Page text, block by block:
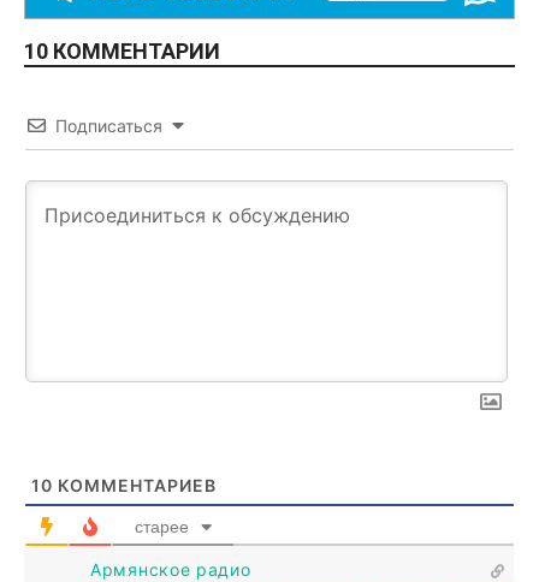
10 КОММЕНТАРИИ
Подписаться
10 КОММЕНТАРИЕВ
старее
Армянское радио